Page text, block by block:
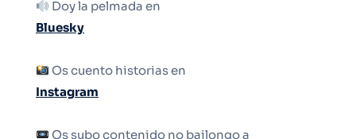
Doy la pelmada en
Bluesky
Os cuento historias en
Instagram
Os subo contenido no bailongo a